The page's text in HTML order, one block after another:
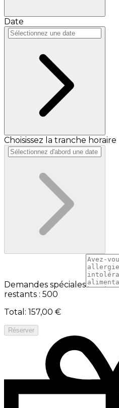
Date
Choisissez la tranche horaire
Demandes spéciales
restants : 500
Total : 157,00 €
Réserver